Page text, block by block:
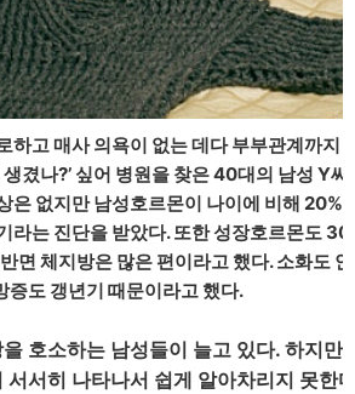
하고 매사 의욕이 없는 데다 부부관계까지
겼나?’ 싶어 병원을 찾은 40대의 남성 Y씨
은 없지만 남성호르몬이 나이에 비해 20%
라는 진단을 받았다. 또한 성장호르몬도
면 체지방은 많은 편이라고 했다. 소화도
증도 갱년기 때문이라고 했다.
호소하는 남성들이 늘고 있다. 하지만
서서히 나타나서 쉽게 알아차리지 못한